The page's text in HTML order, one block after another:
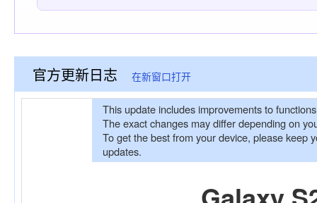
官方更新日志 在新窗口打开